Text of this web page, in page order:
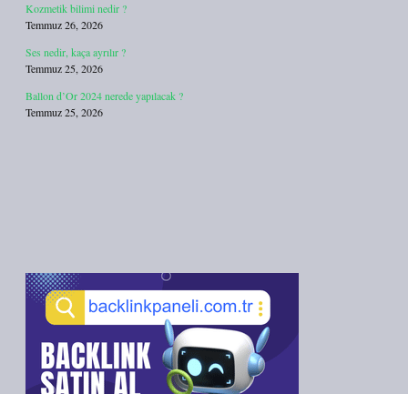
Kozmetik bilimi nedir ?
Temmuz 26, 2026
Ses nedir, kaça ayrılır ?
Temmuz 25, 2026
Ballon d’Or 2024 nerede yapılacak ?
Temmuz 25, 2026